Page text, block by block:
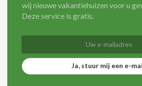
wij nieuwe vakantiehuizen voor u
Deze service is gratis.
Ja, stuur mij een e-